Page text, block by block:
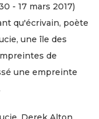
- 17 mars 2017)
qu'écrivain, poète
une île des
de
une empreinte